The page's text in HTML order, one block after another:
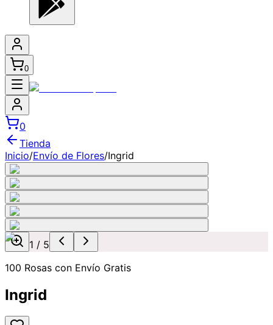
0
0
Tienda
Inicio/Envío de Flores/Ingrid
1 / 5
100 Rosas con Envío Gratis
Ingrid